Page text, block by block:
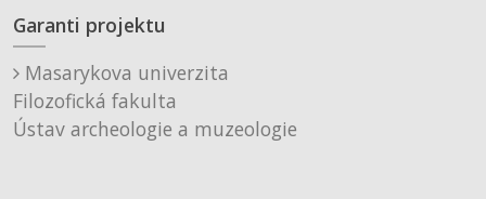
Garanti projektu
Masarykova univerzita
Filozofická fakulta
Ústav archeologie a muzeologie